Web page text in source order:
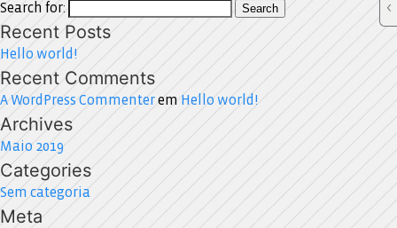
Search for: Search
Recent Posts
Hello world!
Recent Comments
A WordPress Commenterem Hello world!
Archives
Maio 2019
Categories
Sem categoria
Meta